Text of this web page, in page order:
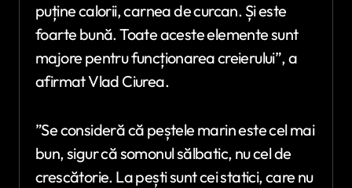
puține calorii, carnea de curcan. Și este
foarte bună. Toate aceste elemente sunt
majore pentru funcționarea creierului”, a
afirmat Vlad Ciurea.
”Se consideră că peștele marin este cel mai
bun, sigur că somonul sălbatic, nu cel de
crescătorie. La pești sunt cei statici, care nu